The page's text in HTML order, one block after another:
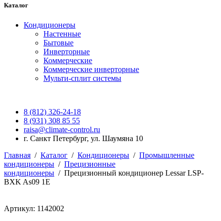
Каталог
Кондиционеры
Настенные
Бытовые
Инверторные
Коммерческие
Коммерческие инверторные
Мульти-сплит системы
8 (812) 326-24-18
8 (931) 308 85 55
raisa@climate-control.ru
г. Санкт Петербург, ул. Шаумяна 10
Главная / Каталог / Кондиционеры / Промышленные
кондиционеры / Прецизионные
кондиционеры / Прецизионный кондиционер Lessar LSP-
BXK As09 1E
Артикул: 1142002